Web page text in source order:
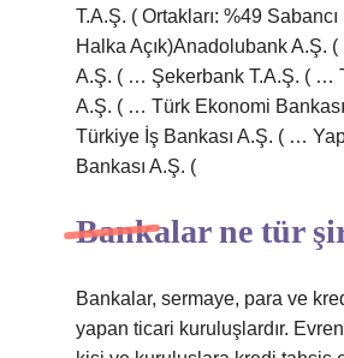
T.A.Ş. ( Ortakları: %49
Halka Açık)Anadolubank A.Ş.
A.Ş. ( … Şekerbank T.A.Ş. ( …
A.Ş. ( … Türk Ekonomi
Türkiye İş Bankası A.Ş. ( …
Bankası A.Ş. (
Bankalar ne tür
Bankalar, sermaye, para ve
yapan ticari kuruluşlardır.